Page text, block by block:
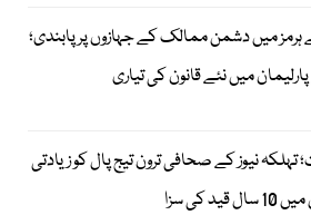
ہرمز میں دشمن ممالک کے جہازوں پر پابندی؛
پارلیمان میں نئے قانون کی تیاری
تہلکہ نیوز کے صحافی ترون تیج پال کو زیادتی
قید کی سزا